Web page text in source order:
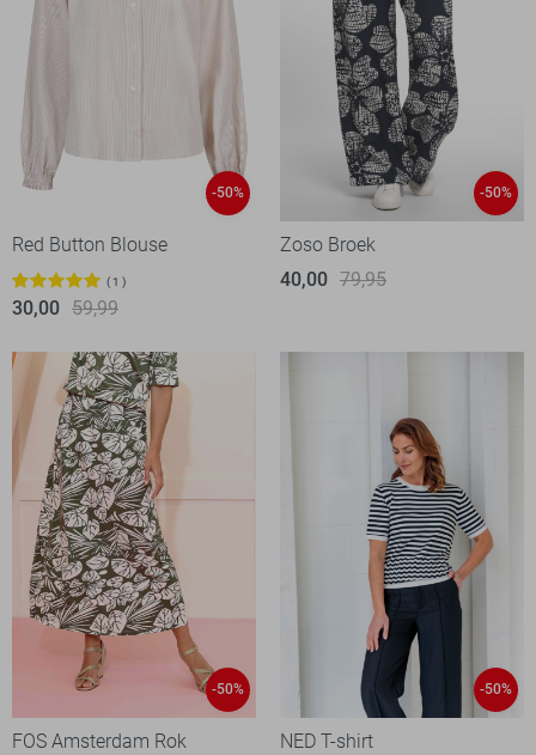
-50%
Red Button Blouse
1
30,00 59,99
-50%
Zoso Broek
40,00 79,95
-50%
FOS Amsterdam Rok
-50%
NED T-shirt